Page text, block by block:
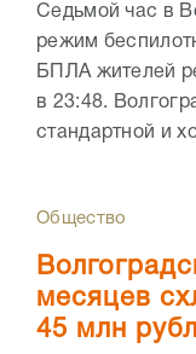
Седьмой час в
режим
БПЛА жителей
в 23:48.
стандартной и
Общество
месяцев
45 млн